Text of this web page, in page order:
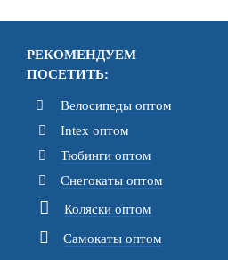
РЕКОМЕНДУЕМ
ПОСЕТИТЬ:
Велосипеды оптом
Intex оптом
Тюбинги оптом
Снегокаты оптом
Коляски оптом
Самокаты оптом